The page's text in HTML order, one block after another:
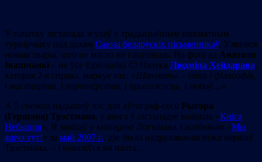
У пачатку лістапада згуляў у традыцыйным шахматным
турнірчыку пад дахам Саюза беларускіх пісьменнікаў. З’явіліся
новыя твары, што не магло не пацешыць. На фота ад Анатоля
Івашчанкі – не ўсе ўдзельнікі 🙂 Паэтка Людміла Хейдарава,
каторая 2-я справа, мяркуе так: «Шахматы – гэта і філасофія,
і мастацтва, і партнёрства, і прыгажосць, і любоў…»
А 5 снежня надышоў час для аўтограф-сесіі Рыгора
(Гершана) Трэстмана, у якога ў лістападзе выйшла «Кніга
Небыцця». Я завітаў у кнігарню Логвінава з асобнікам «Мы
яшчэ тут!» за май 2007 г., дзе была надрукаваная нізка вершаў
Трэстмана, – і наваліўся на паэта…